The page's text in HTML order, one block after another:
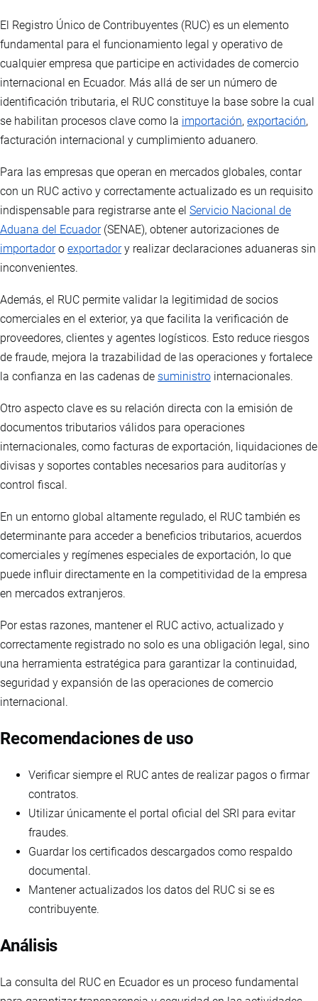
El Registro Único de Contribuyentes (RUC) es un elemento
fundamental para el funcionamiento legal y operativo de
cualquier empresa que participe en actividades de comercio
internacional en Ecuador. Más allá de ser un número de
identificación tributaria, el RUC constituye la base sobre la cual
se habilitan procesos clave como la importación, exportación,
facturación internacional y cumplimiento aduanero.
Para las empresas que operan en mercados globales, contar
con un RUC activo y correctamente actualizado es un requisito
indispensable para registrarse ante el Servicio Nacional de
Aduana del Ecuador(SENAE), obtener autorizaciones de
importadoro exportadory realizar declaraciones aduaneras sin
inconvenientes.
Además, el RUC permite validar la legitimidad de socios
comerciales en el exterior, ya que facilita la verificación de
proveedores, clientes y agentes logísticos. Esto reduce riesgos
de fraude, mejora la trazabilidad de las operaciones y fortalece
la confianza en las cadenas de suministro internacionales.
Otro aspecto clave es su relación directa con la emisión de
documentos tributarios válidos para operaciones
internacionales, como facturas de exportación, liquidaciones de
divisas y soportes contables necesarios para auditorías y
control fiscal.
En un entorno global altamente regulado, el RUC también es
determinante para acceder a beneficios tributarios, acuerdos
comerciales y regímenes especiales de exportación, lo que
puede influir directamente en la competitividad de la empresa
en mercados extranjeros.
Por estas razones, mantener el RUC activo, actualizado y
correctamente registrado no solo es una obligación legal, sino
una herramienta estratégica para garantizar la continuidad,
seguridad y expansión de las operaciones de comercio
internacional.
Recomendaciones de uso
Verificar siempre el RUC antes de realizar pagos o firmar
contratos.
Utilizar únicamente el portal oficial del SRI para evitar
fraudes.
Guardar los certificados descargados como respaldo
documental.
Mantener actualizados los datos del RUC si se es
contribuyente.
Análisis
La consulta del RUC en Ecuador es un proceso fundamental